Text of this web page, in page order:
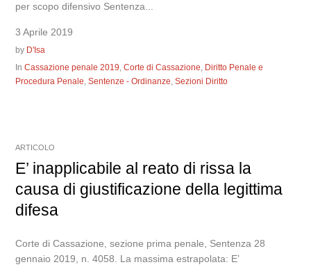
per scopo difensivo Sentenza...
3 Aprile 2019
by D'Isa
InCassazione penale 2019,Corte di Cassazione, Diritto Penale e
Procedura Penale,Sentenze - Ordinanze,Sezioni Diritto
ARTICOLO
E’ inapplicabile al reato di rissa la
causa di giustificazione della legittima
difesa
Corte di Cassazione, sezione prima penale, Sentenza 28
gennaio 2019, n. 4058. La massima estrapolata: E’